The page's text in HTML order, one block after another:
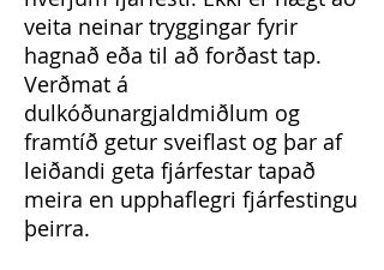
veita neinar tryggingar fyrir
hagnað eða til að forðast tap.
Verðmat á
dulkóðunargjaldmiðlum og
framtíð getur sveiflast og þar af
leiðandi geta fjárfestar tapað
meira en upphaflegri fjárfestingu
þeirra.